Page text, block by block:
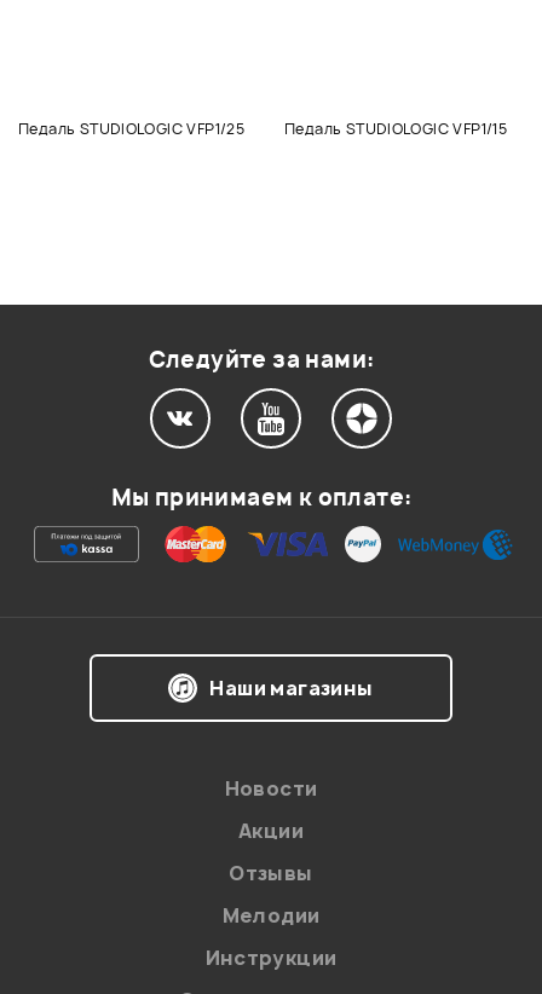
Педаль STUDIOLOGIC VFP1/25 Педаль STUDIOLOGIC VFP1/15
Следуйте за нами:
Мы принимаем к оплате:
Наши магазины
Новости
Акции
Отзывы
Мелодии
Инструкции